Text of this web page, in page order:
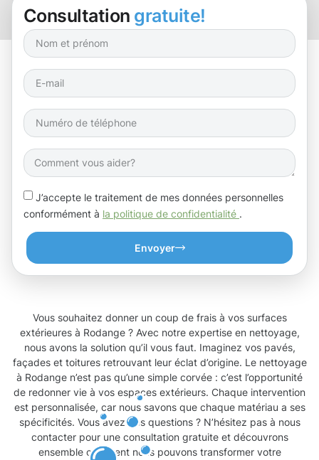
Essai de
nettoyage gratuit
Consultation gratuite!
J’accepte le traitement de mes données personnelles
conformément à la politique de confidentialité
Envoyer
Vous souhaitez donner un coup de frais à vos surfaces
extérieures à Rodange ? Avec notre expertise en nettoyage,
nous avons la solution qu’il vous faut. Imaginez vos pavés,
façades et toitures retrouvant leur éclat d’origine. Le nettoyage
à Rodange n’est pas qu’une simple corvée : c’est l’opportunité
de redonner vie à vos espaces extérieurs. Chaque intervention
est personnalisée, car nous savons que chaque matériau a ses
spécificités. Vous avez des questions ? N’hésitez pas à nous
contacter pour une consultation gratuite et découvrons
ensemble comment nous pouvons transformer votre